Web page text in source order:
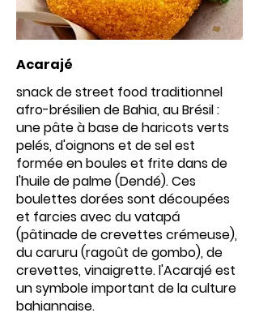
Acarajé
snack de street food traditionnel
afro-brésilien de Bahia, au Brésil :
une pâte à base de haricots verts
pelés, d'oignons et de sel est
formée en boules et frite dans de
l'huile de palme (Dendé). Ces
boulettes dorées sont découpées
et farcies avec du vatapá
(pâtinade de crevettes crémeuse),
du caruru (ragoût de gombo), de
crevettes, vinaigrette. l'Acarajé est
un symbole important de la culture
bahiannaise.